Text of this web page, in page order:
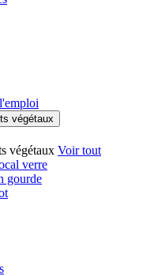
végétaux
végétaux Voir tout
verre
gourde